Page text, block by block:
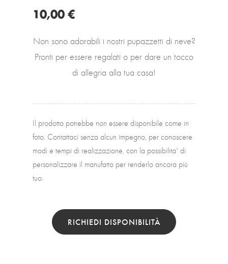
10,00 €
Non sono adorabili i nostri pupazzetti di neve?
Pronti per essere regalati o per dare un tocco
di allegria alla tua casa!
Il prodotto potrebbe non essere disponibile come in
foto. Contattaci senza alcun impegno, per conoscere
modi e tempi di realizzazione, con la possibilita' di
personalizzare il manufatto per renderlo ancora più
tuo.
RICHIEDI DISPONIBILITÀ